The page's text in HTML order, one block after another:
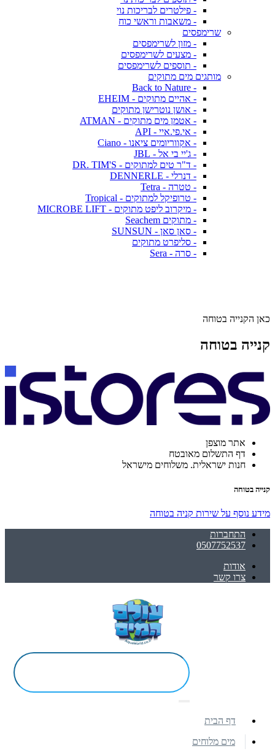
- פילטרים לבריכות נוי
- משאבות וראשי כוח
שרימפסים
- מזון לשרימפסים
- מצעים לשרימפסים
- תוספים לשרימפסים
מותגים מים מתוקים
- Back to Nature
- אהיים מתוקים - EHEIM
- אושן נוטרישן מתוקים
- אטמן מים מתוקים - ATMAN
- אי.פי.איי - API
- אקווריומים ציאנו - Ciano
- ג'יי בי אל - JBL
- ד"ר טים למתוקים - DR. TIM'S
- דנרלי - DENNERLE
- טטרה - Tetra
- טרופיקל למתוקים - Tropical
- מיקרוב ליפט מתוקים - MICROBE LIFT
- מתוקים Seachem
- סאן סאן - SUNSUN
- סליפרט מתוקים
- סרה - Sera
כאן הקנייה בטוחה
קנייה בטוחה
אתר מוצפן
דף התשלום מאובטח
חנות ישראלית. משלוחים מישראל
קנייה בטוחה
מידע נוסף על שירות קניה בטוחה
התחברות
0507752537
אודות
צרו קשר
דף הבית
מים מלוחים